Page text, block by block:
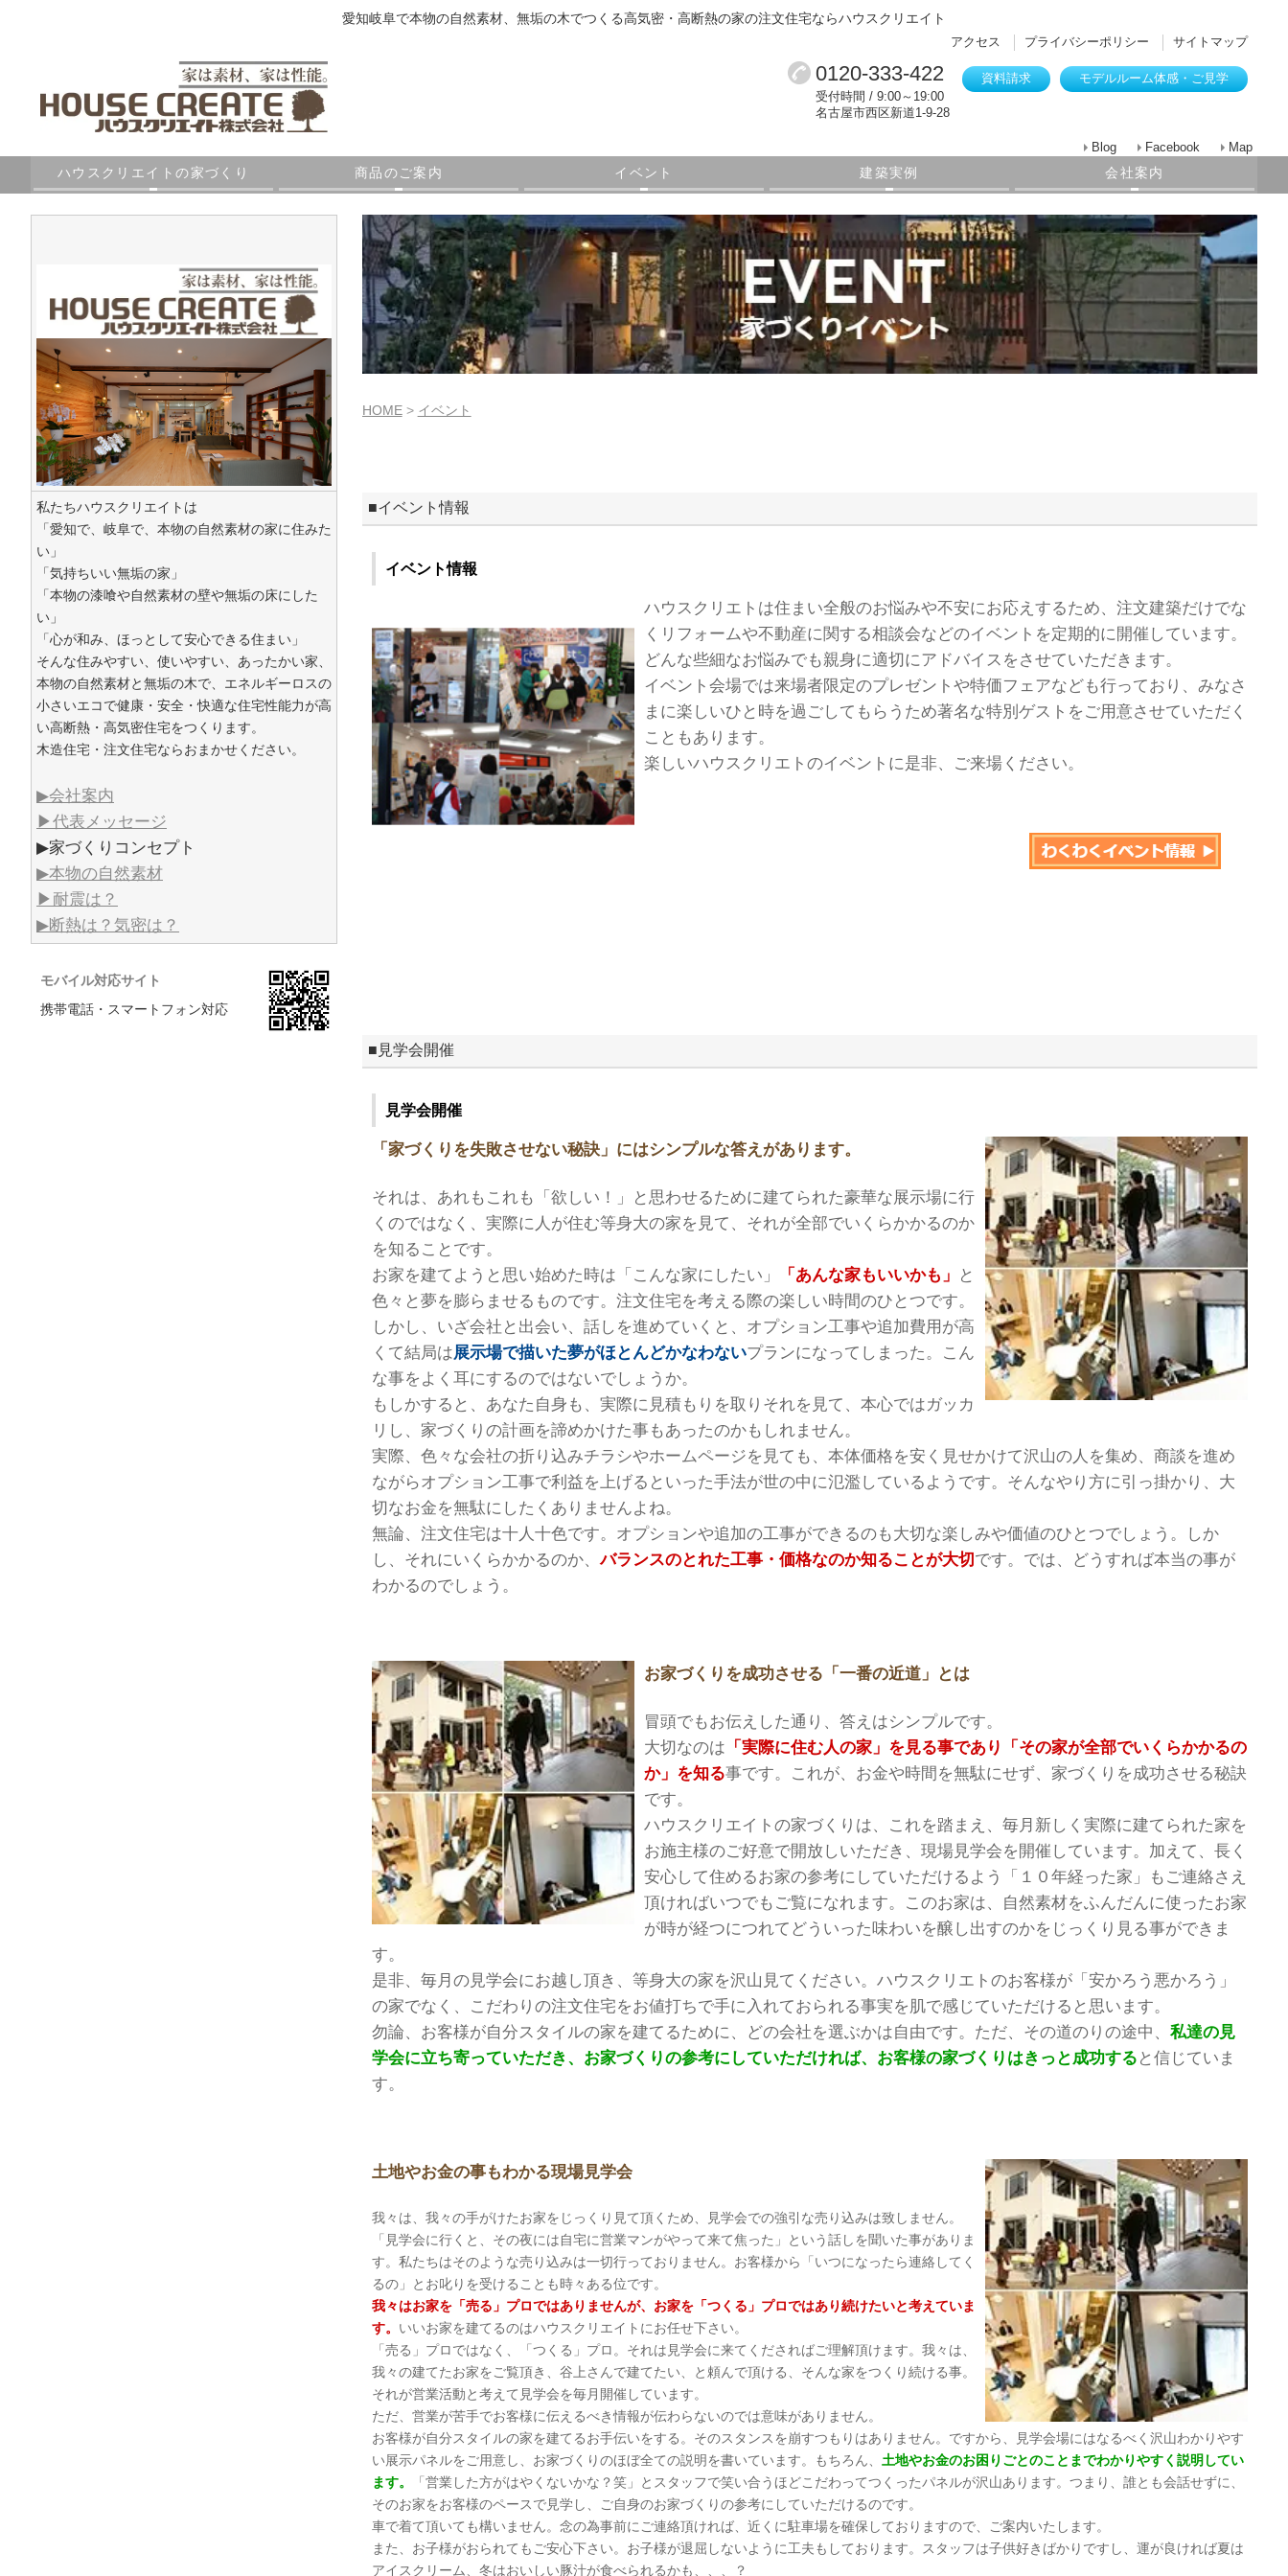
愛知岐阜で本物の自然素材、無垢の木でつくる高気密・高断熱の家の注文住宅ならハウスクリエイト
アクセス プライバシーポリシー サイトマップ
0120-333-422
受付時間 / 9:00～19:00
名古屋市西区新道1-9-28
資料請求 モデルルーム体感・ご見学
Blog Facebook Map
ハウスクリエイトの家づくり 商品のご案内 イベント 建築実例 会社案内
HOME > イベント
■イベント情報
イベント情報
ハウスクリエトは住まい全般のお悩みや不安にお応えするため、注文建築だけでな
くリフォームや不動産に関する相談会などのイベントを定期的に開催しています。
どんな些細なお悩みでも親身に適切にアドバイスをさせていただきます。
イベント会場では来場者限定のプレゼントや特価フェアなども行っており、みなさ
まに楽しいひと時を過ごしてもらうため著名な特別ゲストをご用意させていただく
こともあります。
楽しいハウスクリエトのイベントに是非、ご来場ください。
■見学会開催
見学会開催
「家づくりを失敗させない秘訣」にはシンプルな答えがあります。
それは、あれもこれも「欲しい！」と思わせるために建てられた豪華な展示場に行
くのではなく、実際に人が住む等身大の家を見て、それが全部でいくらかかるのか
を知ることです。
お家を建てようと思い始めた時は「こんな家にしたい」
「あんな家もいいかも」 と
色々と夢を膨らませるものです。注文住宅を考える際の楽しい時間のひとつです。
しかし、いざ会社と出会い、話しを進めていくと、オプション工事や追加費用が高
くて結局は展示場で描いた夢がほとんどかなわないプランになってしまった。こん
な事をよく耳にするのではないでしょうか。
もしかすると、あなた自身も、実際に見積もりを取りそれを見て、本心ではガッカ
リし、家づくりの計画を諦めかけた事もあったのかもしれません。
実際、色々な会社の折り込みチラシやホームページを見ても、本体価格を安く見せかけて沢山の人を集め、商談を進め
ながらオプション工事で利益を上げるといった手法が世の中に氾濫しているようです。そんなやり方に引っ掛かり、大
切なお金を無駄にしたくありませんよね。
無論、注文住宅は十人十色です。オプションや追加の工事ができるのも大切な楽しみや価値のひとつでしょう。しか
し、それにいくらかかるのか、バランスのとれた工事・価格なのか知ることが大切 です。では、どうすれば本当の事が
わかるのでしょう。
お家づくりを成功させる「一番の近道」とは
冒頭でもお伝えした通り、答えはシンプルです。
大切なのは 「実際に住む人の家」を見る事であり「その家が全部でいくらかかるの
か」を知る事です。これが、お金や時間を無駄にせず、家づくりを成功させる秘訣
です。
ハウスクリエイトの家づくりは、これを踏まえ、毎月新しく実際に建てられた家を
お施主様のご好意で開放しいただき、現場見学会を開催しています。加えて、長く
安心して住めるお家の参考にしていただけるよう「１０年経った家」もご連絡さえ
頂ければいつでもご覧になれます。このお家は、自然素材をふんだんに使ったお家
が時が経つにつれてどういった味わいを醸し出すのかをじっくり見る事ができま
す。
是非、毎月の見学会にお越し頂き、等身大の家を沢山見てください。ハウスクリエトのお客様が「安かろう悪かろう」
の家でなく、こだわりの注文住宅をお値打ちで手に入れておられる事実を肌で感じていただけると思います。
勿論、お客様が自分スタイルの家を建てるために、どの会社を選ぶかは自由です。ただ、その道のりの途中、 私達の見
学会に立ち寄っていただき、お家づくりの参考にしていただければ、お客様の家づくりはきっと成功する と信じていま
す。
土地やお金の事もわかる現場見学会
我々は、我々の手がけたお家をじっくり見て頂くため、見学会での強引な売り込みは致しません。
「見学会に行くと、その夜には自宅に営業マンがやって来て焦った」という話しを聞いた事がありま
す。私たちはそのような売り込みは一切行っておりません。お客様から「いつになったら連絡してく
るの」とお叱りを受けることも時々ある位です。
我々はお家を「売る」プロではありませんが、お家を「つくる」プロではあり続けたいと考えていま
す。 いいお家を建てるのはハウスクリエイトにお任せ下さい。
「売る」プロではなく、「つくる」プロ。それは見学会に来てくださればご理解頂けます。我々は、
我々の建てたお家をご覧頂き、谷上さんで建てたい、と頼んで頂ける、そんな家をつくり続ける事。
それが営業活動と考えて見学会を毎月開催しています。
ただ、営業が苦手でお客様に伝えるべき情報が伝わらないのでは意味がありません。
お客様が自分スタイルの家を建てるお手伝いをする。そのスタンスを崩すつもりはありません。ですから、見学会場にはなるべく沢山わかりやす
い展示パネルをご用意し、お家づくりのほぼ全ての説明を書いています。もちろん、 土地やお金のお困りごとのことまでわかりやすく説明してい
ます。
「営業した方がはやくないかな？笑」とスタッフで笑い合うほどこだわってつくったパネルが沢山あります。つまり、誰とも会話せずに、
そのお家をお客様のペースで見学し、ご自身のお家づくりの参考にしていただけるのです。
車で着て頂いても構いません。念の為事前にご連絡頂ければ、近くに駐車場を確保しておりますので、ご案内いたします。
また、お子様がおられてもご安心下さい。お子様が退屈しないように工夫もしております。スタッフは子供好きばかりですし、運が良ければ夏は
アイスクリーム、冬はおいしい豚汁が食べられるかも、、、？
私たちハウスクリエイトは
「愛知で、岐阜で、本物の自然素材の家に住みた
い」
「気持ちいい無垢の家」
「本物の漆喰や自然素材の壁や無垢の床にした
い」
「心が和み、ほっとして安心できる住まい」
そんな住みやすい、使いやすい、あったかい家、
本物の自然素材と無垢の木で、エネルギーロスの
小さいエコで健康・安全・快適な住宅性能力が高
い高断熱・高気密住宅をつくります。
木造住宅・注文住宅ならおまかせください。
▶会社案内
▶代表メッセージ
▶家づくりコンセプト
▶本物の自然素材
▶耐震は？
▶断熱は？気密は？
モバイル対応サイト
携帯電話・スマートフォン対応